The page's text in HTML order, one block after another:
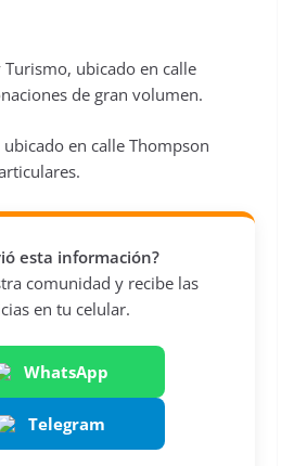
ubicado en calle
de gran volumen.
en calle Thompson
esta información?
comunidad y recibe las
en tu celular.
WhatsApp
Telegram